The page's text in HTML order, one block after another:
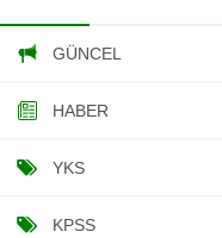
GÜNCEL
HABER
YKS
KPSS